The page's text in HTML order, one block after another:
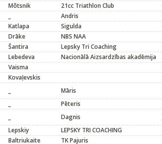
Mõtsnik 21cc Triathlon Club
Andris
Katlapa Sigulda
Drāke NBS NAA
Šantira Lepsky Tri Coaching
Lebedeva Nacionālā Aizsardzības akadēmija
Vaisma
Kovaļevskis
Māris
Pēteris
Dagnis
Lepskiy LEPSKY TRI COACHING
Baltriukaite TK Pajuris